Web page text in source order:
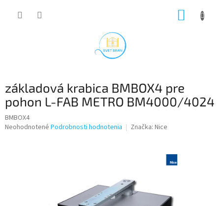
základová krabica BMBOX4 pre
pohon L-FAB METRO BM4000/4024
BMBOX4
Priemerné
Neohodnotené Podrobnosti hodnotenia Značka: Nice